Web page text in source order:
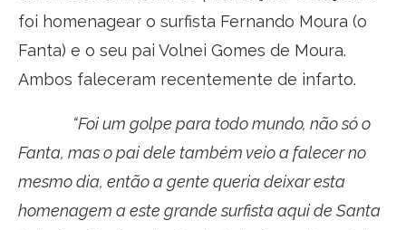
foi homenagear o surfista Fernando Moura (o
Fanta) e o seu pai Volnei Gomes de Moura.
Ambos faleceram recentemente de infarto.
“Foi um golpe para todo mundo, não só o
Fanta, mas o pai dele também veio a falecer no
mesmo dia, então a gente queria deixar esta
homenagem a este grande surfista aqui de Santa